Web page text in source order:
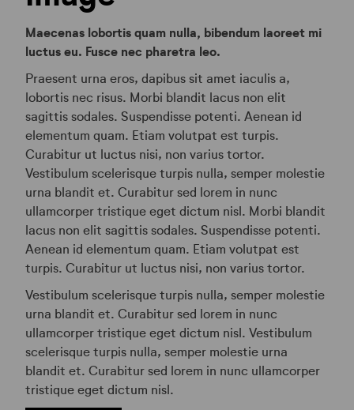
Maecenas lobortis quam nulla, bibendum laoreet mi
luctus eu. Fusce nec pharetra leo.
Praesent urna eros, dapibus sit amet iaculis a,
lobortis nec risus. Morbi blandit lacus non elit
sagittis sodales. Suspendisse potenti. Aenean id
elementum quam. Etiam volutpat est turpis.
Curabitur ut luctus nisi, non varius tortor.
Vestibulum scelerisque turpis nulla, semper molestie
urna blandit et. Curabitur sed lorem in nunc
ullamcorper tristique eget dictum nisl. Morbi blandit
lacus non elit sagittis sodales. Suspendisse potenti.
Aenean id elementum quam. Etiam volutpat est
turpis. Curabitur ut luctus nisi, non varius tortor.
Vestibulum scelerisque turpis nulla, semper molestie
urna blandit et. Curabitur sed lorem in nunc
ullamcorper tristique eget dictum nisl. Vestibulum
scelerisque turpis nulla, semper molestie urna
blandit et. Curabitur sed lorem in nunc ullamcorper
tristique eget dictum nisl.